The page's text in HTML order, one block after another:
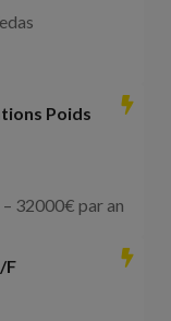
Poids
32000€ par an
F